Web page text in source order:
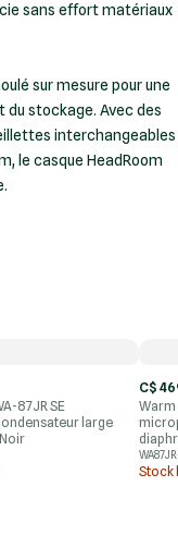
sans effort matériaux
sur mesure pour une
stockage. Avec des
interchangeables
le casque HeadRoom
87JR SE
large
C$
Warm
Stock